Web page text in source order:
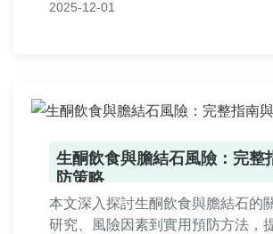
的重要性。
2025-12-01
生酮飲食與膽結石風險：完整
防策略
本文深入探討生酮飲食與膽結石的
研究、風險因素到實用預防方法，